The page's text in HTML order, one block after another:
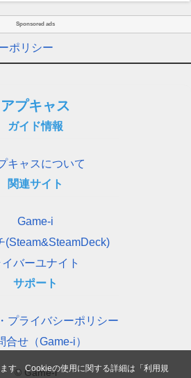
Sponsored ads
ポリシー
アプキャス
ガイド情報
キャスについて
関連サイト
Game-i
(Steam&SteamDeck)
イバーユナイト
サポート
プライバシーポリシー
合せ（Game-i）
© Game-i
す。Cookieの使用に関する詳細は「利用規